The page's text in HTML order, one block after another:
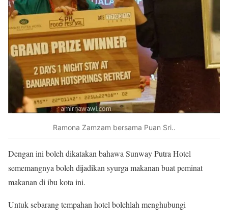
Ramona Zamzam bersama Puan Sri..
Dengan ini boleh dikatakan bahawa Sunway Putra Hotel
sememangnya boleh dijadikan syurga makanan buat peminat
makanan di ibu kota ini.
Untuk sebarang tempahan hotel bolehlah menghubungi